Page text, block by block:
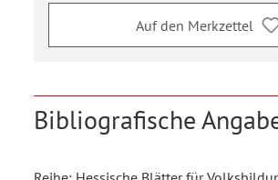
Auf den Merkzettel
Bibliografische